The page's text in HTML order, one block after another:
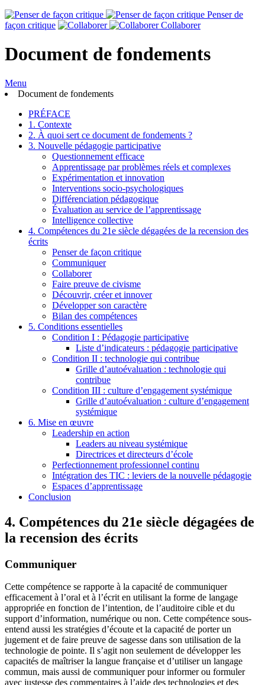
Penser de
façon critique
Collaborer
Document de fondements
Menu
Document de fondements
PRÉFACE
1. Contexte
2. À quoi sert ce document de fondements ?
3. Nouvelle pédagogie participative
Questionnement efficace
Apprentissage par problèmes réels et complexes
Expérimentation et innovation
Interventions socio-psychologiques
Différenciation pédagogique
Évaluation au service de l’apprentissage
Intelligence collective
4. Compétences du 21e siècle dégagées de la recension des
écrits
Penser de façon critique
Communiquer
Collaborer
Faire preuve de civisme
Découvrir, créer et innover
Développer son caractère
Bilan des compétences
5. Conditions essentielles
Condition I : Pédagogie participative
Liste d’indicateurs : pédagogie participative
Condition II : technologie qui contribue
Grille d’autoévaluation : technologie qui
contribue
Condition III : culture d’engagement systémique
Grille d’autoévaluation : culture d’engagement
systémique
6. Mise en œuvre
Leadership en action
Leaders au niveau systémique
Directrices et directeurs d’école
Perfectionnement professionnel continu
Intégration des TIC : leviers de la nouvelle pédagogie
Espaces d’apprentissage
Conclusion
4. Compétences du 21e siècle dégagées de
la recension des écrits
Communiquer
Cette compétence se rapporte à la capacité de communiquer
efficacement à l’oral et à l’écrit en utilisant la forme de langage
appropriée en fonction de l’intention, de l’auditoire cible et du
support d’information, numérique ou non. Cette compétence sous-
entend aussi les stratégies d’écoute et la capacité de porter un
jugement et de faire preuve de sagesse dans son utilisation de la
technologie de pointe. Il s’agit non seulement de développer les
capacités de maîtriser la langue française et d’utiliser un langage
commun, mais aussi de communiquer pour informer ou formuler
avec justesse des commentaires à l’aide des technologies et des